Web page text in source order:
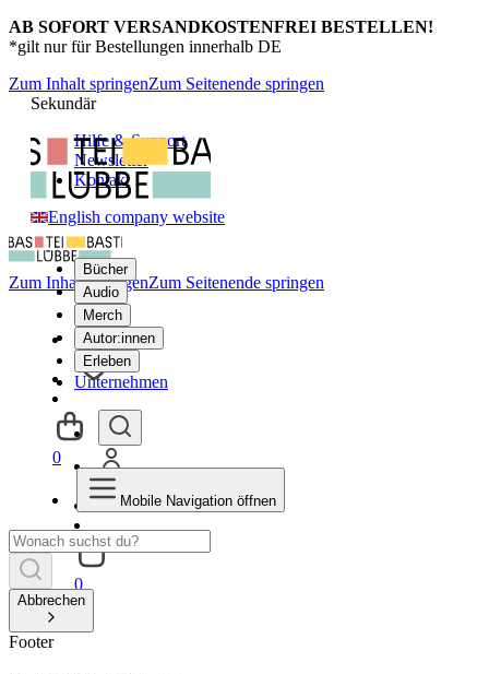
AB SOFORT VERSANDKOSTENFREI BESTELLEN!
*gilt nur für Bestellungen innerhalb DE
Zum Inhalt springenZum Seitenende springen
Sekundär
Hilfe & Support
Newsletter
Kontakt
English company website
Bücher
Audio
Merch
Autor:innen
Erleben
Unternehmen
0
Zum Inhalt springenZum Seitenende springen
0
Mobile Navigation öffnen
Abbrechen
Footer